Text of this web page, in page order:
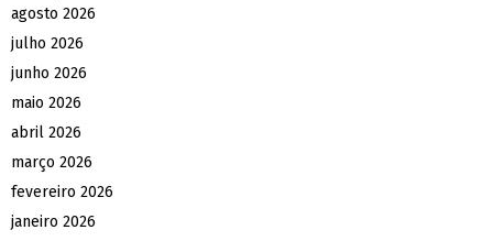
agosto 2026
julho 2026
junho 2026
maio 2026
abril 2026
março 2026
fevereiro 2026
janeiro 2026